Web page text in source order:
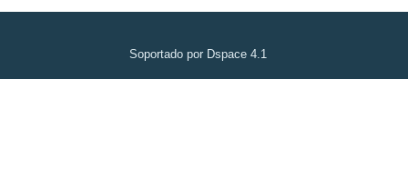
Soportado por Dspace 4.1